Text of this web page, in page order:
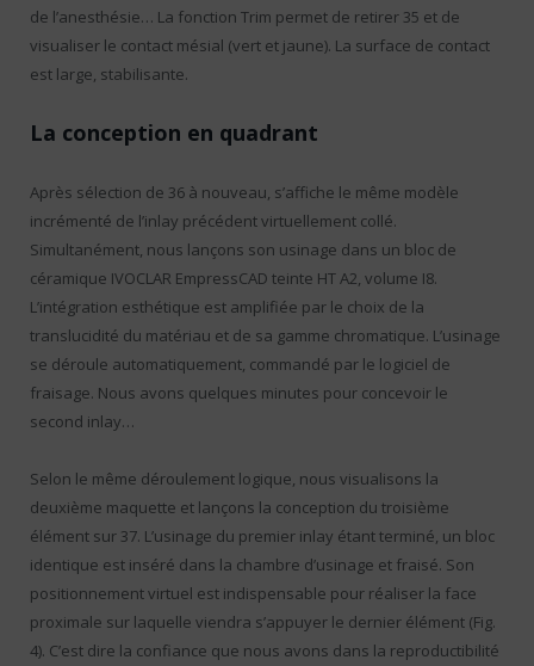
de l’anesthésie… La fonction Trim permet de retirer 35 et de
visualiser le contact mésial (vert et jaune). La surface de contact
est large, stabilisante.
La conception en quadrant
Après sélection de 36 à nouveau, s’affiche le même modèle
incrémenté de l’inlay précédent virtuellement collé.
Simultanément, nous lançons son usinage dans un bloc de
céramique IVOCLAR EmpressCAD teinte HT A2, volume I8.
L’intégration esthétique est amplifiée par le choix de la
translucidité du matériau et de sa gamme chromatique. L’usinage
se déroule automatiquement, commandé par le logiciel de
fraisage. Nous avons quelques minutes pour concevoir le
second inlay…
Selon le même déroulement logique, nous visualisons la
deuxième maquette et lançons la conception du troisième
élément sur 37. L’usinage du premier inlay étant terminé, un bloc
identique est inséré dans la chambre d’usinage et fraisé. Son
positionnement virtuel est indispensable pour réaliser la face
proximale sur laquelle viendra s’appuyer le dernier élément (Fig.
4). C’est dire la confiance que nous avons dans la reproductibilité